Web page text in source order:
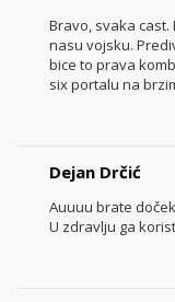
Bravo, svaka
nasu vojsku.
bice to prava
six portalu na
Dejan Drčić
Auuuu brate
U zdravlju ga